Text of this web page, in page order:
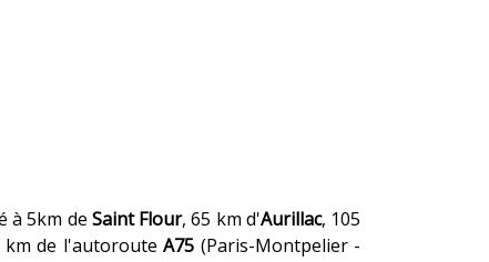
à 5km de Saint Flour, 65 km d'Aurillac, 105
km de l'autorouteA75 (Paris-Montpelier -